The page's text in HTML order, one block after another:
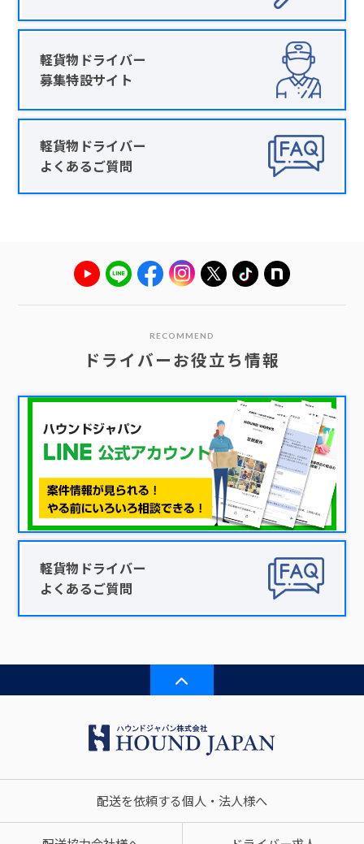
軽貨物ドライバー
募集特設サイト
軽貨物ドライバー
よくあるご質問
RECOMMEND
ドライバーお役立ち情報
軽貨物ドライバー
よくあるご質問
配送を依頼する個人・法人様へ